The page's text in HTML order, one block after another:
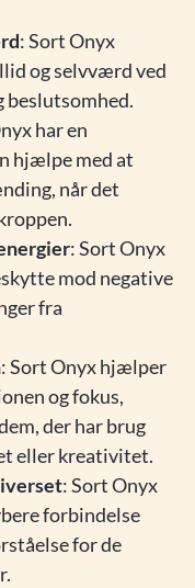
: Sort Onyx
og selvværd ved
beslutsomhed.
har en
hjælpe med at
når det
: Sort Onyx
mod negative
fra
: Sort Onyx hjælper
og fokus,
der har brug
eller kreativitet.
: Sort Onyx
forbindelse
for de